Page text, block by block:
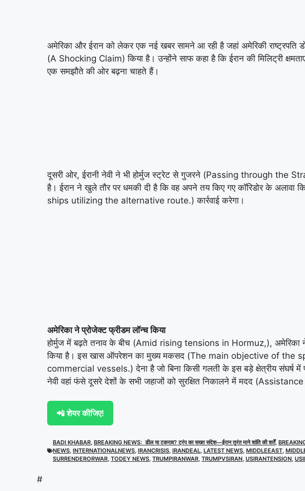
अमेरिका और ईरान को लेकर एक नई खबर सामने आ रही है जहां अमेरिकी
(A Shocking Claim) किया है। उन्होंने साफ कहा है कि ईरान की
एक समझौते की ओर बढ़ना चाहते हैं।
दूसरी ओर, ईरानी नेवी ने भी होर्मुज स्ट्रेट से गुजरने (Passing through the
है। ईरान ने खुले तौर पर धमकी दी है कि वह अपने तय किए गए कॉरिडोर के
ships utilizing the alternative route.) कार्रवाई करेगा।
अमेरिका ने प्रोजेक्ट फ्रीडम लॉन्च किया
होर्मुज में बढ़ते तनाव के बीच (Amid rising tensions in Hormuz,),
किया है। इस खास ऑपरेशन का मुख्य मकसद (The main objective of the
commercial vessels.) देना है जो बिना किसी गलती के इस बड़े क्षेत्रीय
नेवी वहां फंसे दूसरे देशों के सभी जहाजों को सुरक्षित निकालने में मदद
📲 शेयर कीजिए!
BADI KHABAR, BREAKING NEWS: डील या टकराव? ट्रंप का सख्त संदेश—ईरान तुरंत माने शांति की शर्तें,
NEWS, INTERNATIONALNEWS, IRANCRISIS, IRANDEAL, LATEST NEWS, MIDDLEEAST,
SURRENDERORWAR, TODEY NEWS, TRUMPIRANWAR, TRUMPVSIRAN, USIRANTENSION,
#